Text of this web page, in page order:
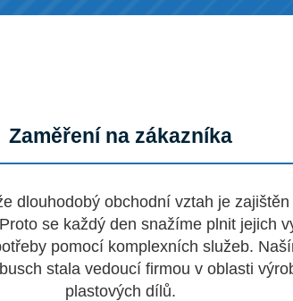
Zaměření na zákazníka
dlouhodobý obchodní vztah je
se každý den snažíme plnit jejich
pomocí komplexních služeb.
stala vedoucí firmou v oblasti
plastových dílů.